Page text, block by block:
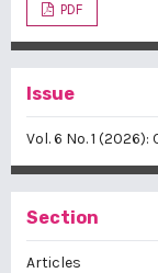
PDF
Issue
Vol. 6 No. 1
Section
Articles